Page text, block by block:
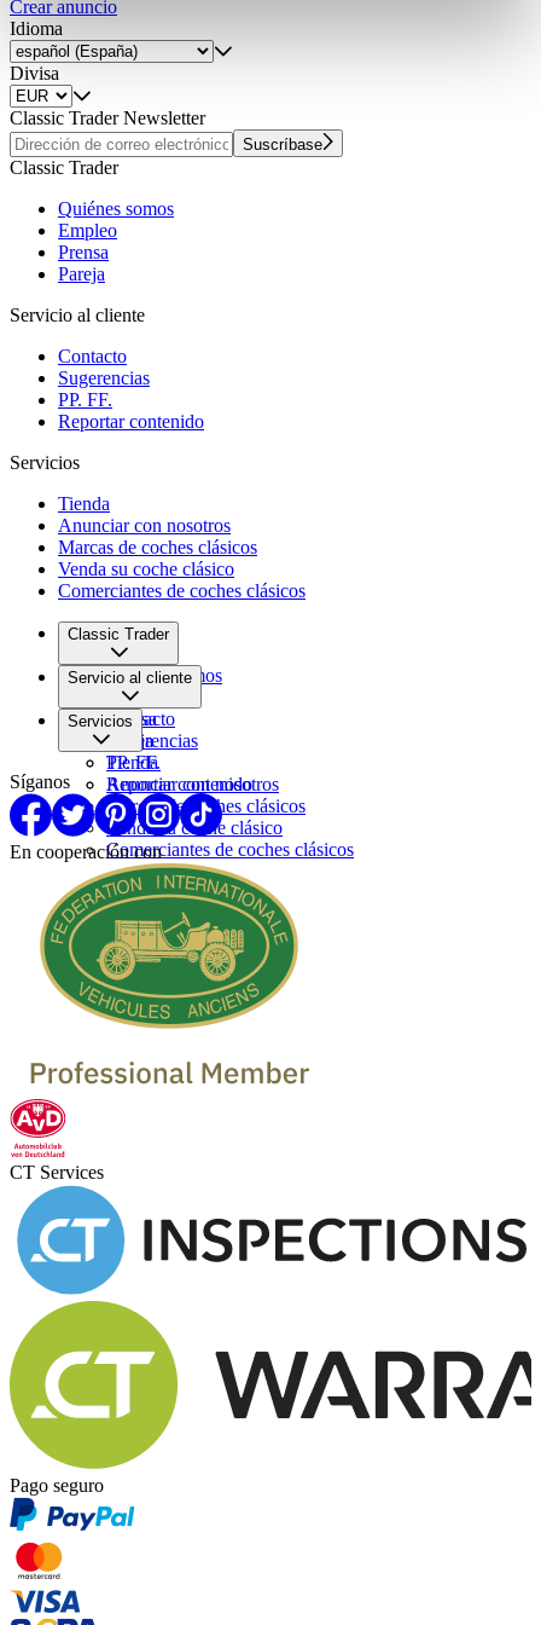
Partner führen diese Informationen möglicherweise mit
weiteren Daten zusammen, die Sie ihnen bereitgestellt
haben oder die sie im Rahmen Ihrer Nutzung der Dienste
gesammelt haben.
Crear anuncio
Idioma
Divisa
Classic Trader Newsletter
Suscríbase
Classic Trader
Quiénes somos
Empleo
Prensa
Pareja
Servicio al cliente
Contacto
Sugerencias
PP. FF.
Reportar contenido
Servicios
Tienda
Anunciar con nosotros
Marcas de coches clásicos
Venda su coche clásico
Comerciantes de coches clásicos
Classic Trader
Quiénes somos
Empleo
Prensa
Pareja
Servicio al cliente
Contacto
Sugerencias
PP. FF.
Reportar contenido
Servicios
Tienda
Anunciar con nosotros
Marcas de coches clásicos
Venda su coche clásico
Comerciantes de coches clásicos
Síganos
En cooperación con
CT Services
Pago seguro